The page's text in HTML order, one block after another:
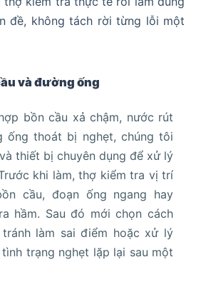
đề, không tách rời từng lỗi một
và đường ống
bồn cầu xả chậm, nước rút
ống thoát bị nghẹt, chúng tôi
thiết bị chuyên dụng để xử lý
khi làm, thợ kiểm tra vị trí
cầu, đoạn ống ngang hay
hầm. Sau đó mới chọn cách
làm sai điểm hoặc xử lý
trạng nghẹt lặp lại sau một